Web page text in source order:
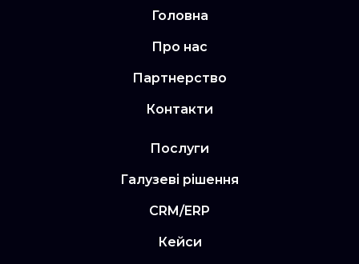
Головна
Про нас
Партнерство
Контакти
Послуги
Галузеві рішення
CRM/ERP
Кейси